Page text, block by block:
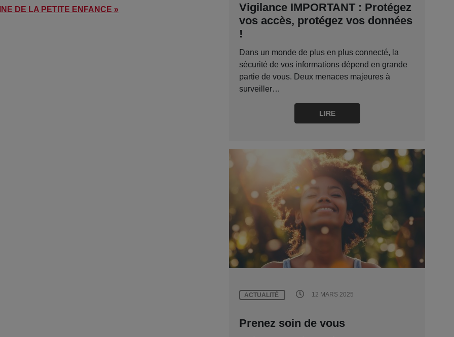
DE LA PETITE ENFANCE »
Vigilance IMPORTANT : Protégez
vos accès, protégez vos données
!
Dans un monde de plus en plus connecté, la
sécurité de vos informations dépend en grande
partie de vous. Deux menaces majeures à
surveiller…
LIRE
ACTUALITÉ 12 MARS 2025
Prenez soin de vous